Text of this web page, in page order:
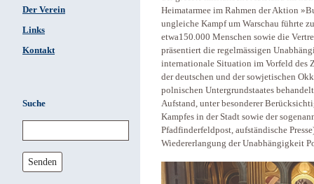
Der Verein
Links
Kontakt
Suche
Senden
Heimatarmee im Rahmen der Aktion
ungleiche Kampf um Warschau führte
etwa150.000 Menschen sowie die
präsentiert die regelmässigen
internationale Situation im Vorfeld des
der deutschen und der sowjetischen
polnischen Untergrundstaates
Aufstand, unter besonderer
Kampfes in der Stadt sowie der
Pfadfinderfeldpost, aufständische
Wiedererlangung der Unabhängigkeit